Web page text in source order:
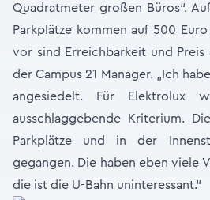
Quadratmeter großen Büros“.
Parkplätze kommen auf 500
vor sind Erreichbarkeit und Preis
der Campus 21 Manager. „Ich
angesiedelt. Für Elektrolux
ausschlaggebende Kriterium.
Parkplätze und in der
gegangen. Die haben eben viele
die ist die U-Bahn uninteressant.“